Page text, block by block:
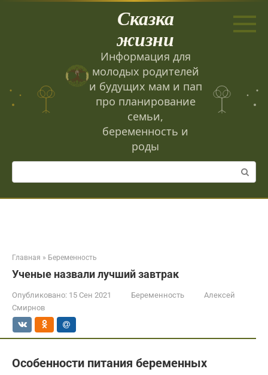
Сказка
жизни
Информация для
молодых родителей
и будущих мам и пап
про планирование
семьи,
беременность и
роды
Поиск:
Главная » Беременность
Ученые назвали лучший завтрак
Опубликовано: 15 Сен 2021 Беременность
Алексей
Смирнов
Особенности питания беременных